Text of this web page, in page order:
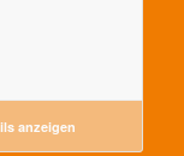
anzeigen